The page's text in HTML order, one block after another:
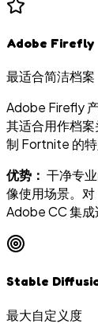
Adobe Firefly
最适合简洁档案
Adobe Firefly
其适合用作档
制 Fortnite 的特
优势： 干净专
像使用场景。
Adobe CC 集成
Stable
最大自定义度